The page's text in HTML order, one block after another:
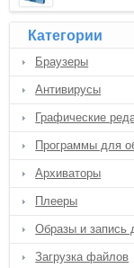
Категории
Браузеры
Антивирусы
Графические
Программы для
Архиваторы
Плееры
Образы и запись
Загрузка файлов